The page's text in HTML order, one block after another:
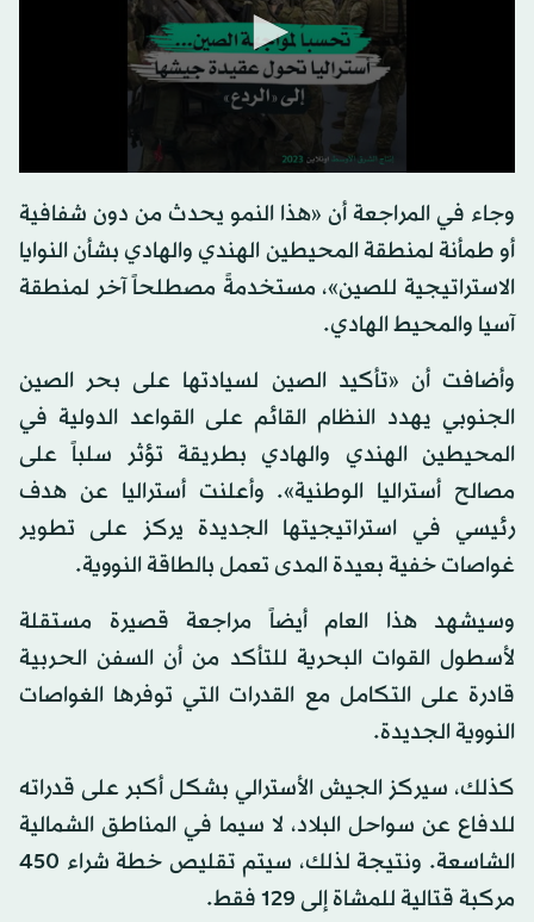
وجاء في المراجعة أن «هذا النمو يحدث من دون شفافية
أو طمأنة لمنطقة المحيطين الهندي والهادي بشأن النوايا
الاستراتيجية للصين»، مستخدمةً مصطلحاً آخر لمنطقة
آسيا والمحيط الهادي.
وأضافت أن «تأكيد الصين لسيادتها على بحر الصين
الجنوبي يهدد النظام القائم على القواعد الدولية في
المحيطين الهندي والهادي بطريقة تؤثر سلباً على
مصالح أستراليا الوطنية». وأعلنت أستراليا عن هدف
رئيسي في استراتيجيتها الجديدة يركز على تطوير
غواصات خفية بعيدة المدى تعمل بالطاقة النووية.
وسيشهد هذا العام أيضاً مراجعة قصيرة مستقلة
لأسطول القوات البحرية للتأكد من أن السفن الحربية
قادرة على التكامل مع القدرات التي توفرها الغواصات
النووية الجديدة.
كذلك، سيركز الجيش الأسترالي بشكل أكبر على قدراته
للدفاع عن سواحل البلاد، لا سيما في المناطق الشمالية
الشاسعة. ونتيجة لذلك، سيتم تقليص خطة شراء 450
مركبة قتالية للمشاة إلى 129 فقط.